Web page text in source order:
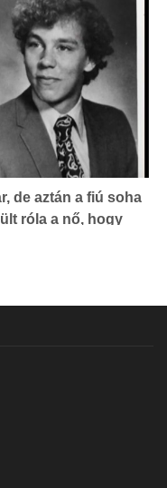
de aztán a fiú soha
róla a nő, hogy